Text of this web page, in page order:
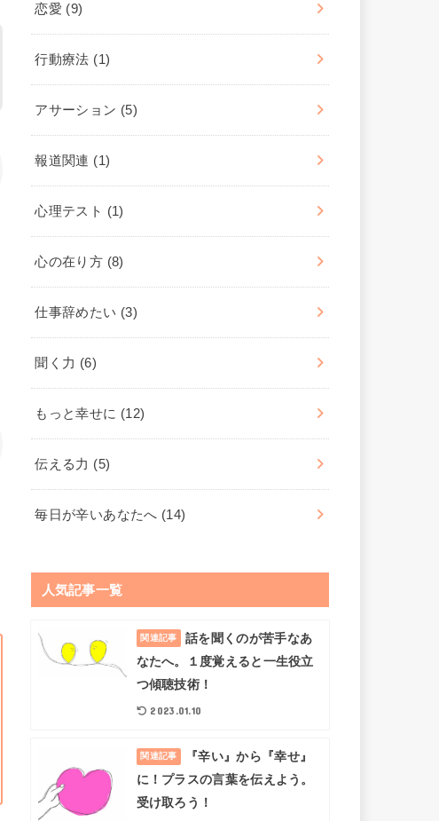
恋愛 (9)
行動療法 (1)
アサーション (5)
報道関連 (1)
心理テスト (1)
心の在り方 (8)
仕事辞めたい (3)
聞く力 (6)
もっと幸せに (12)
伝える力 (5)
毎日が辛いあなたへ (14)
人気記事一覧
関連記事
話を聞くのが苦手なあ
なたへ。１度覚えると一生役立
つ傾聴技術！
2023.01.10
関連記事
『辛い』から『幸せ』
に！プラスの言葉を伝えよう。
受け取ろう！